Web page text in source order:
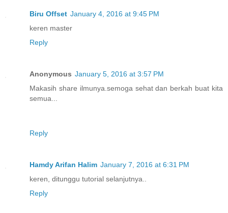
Biru Offset January 4, 2016 at 9:45 PM
keren master
Reply
Anonymous January 5, 2016 at 3:57 PM
Makasih share ilmunya.semoga sehat dan berkah buat kita
semua...
Reply
Hamdy Arifan Halim January 7, 2016 at 6:31 PM
keren, ditunggu tutorial selanjutnya..
Reply